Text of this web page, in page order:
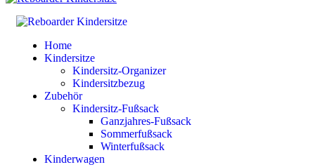
Home
Kindersitze
Kindersitz-Organizer
Kindersitzbezug
Zubehör
Kindersitz-Fußsack
Ganzjahres-Fußsack
Sommerfußsack
Winterfußsack
Kinderwagen